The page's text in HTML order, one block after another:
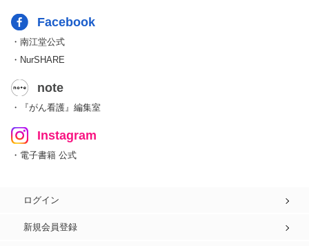
Facebook
・南江堂公式
・NurSHARE
note
・『がん看護』編集室
Instagram
・電子書籍 公式
ログイン
新規会員登録